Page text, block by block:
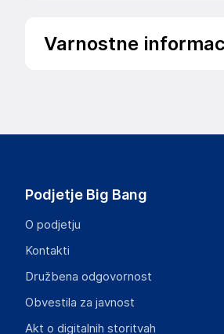
Varnostne
martin@chieftec.eu
Gospodarski subjekt s sedežem
Koppersstr. 18
DE
Podjetje Big Bang
O podjetju
Kontakti
Družbena odgovornost
Obvestila za javnost
Akt o digitalnih storitvah